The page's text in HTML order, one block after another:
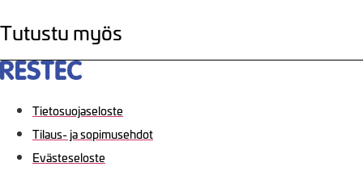
Tutustu myös
Tietosuojaseloste
Tilaus- ja sopimusehdot
Evästeseloste